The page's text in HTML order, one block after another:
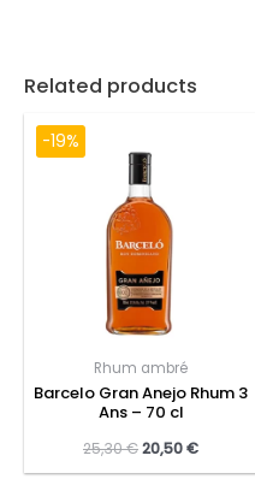
Related products
-19%
Rhum ambré
Barcelo Gran Anejo Rhum 3
Ans – 70 cl
25,30€20,50€